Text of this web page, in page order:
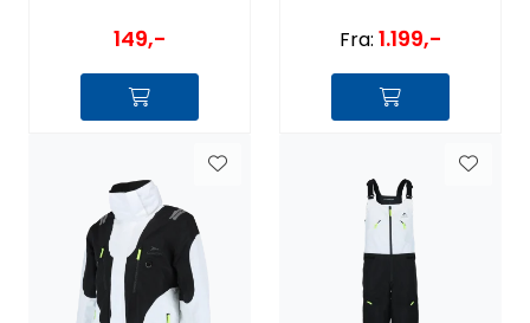
149,- Fra: 1.199,-